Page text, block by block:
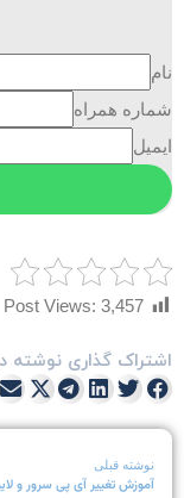
همراه
Post Views: 3,457
گذاری نوشته در:
نوشته قبلی